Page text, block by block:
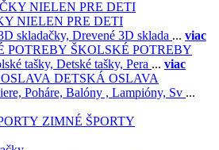
NIELEN PRE DETI
skladačky, Drevené 3D sklada ... viac
ŠKOLSKÉ POTREBY
tašky, Detské tašky, Pera ... viac
DETSKÁ OSLAVA
Poháre, Balóny , Lampióny, Sv ...
ZIMNÉ ŠPORTY